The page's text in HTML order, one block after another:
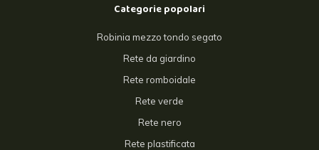
Categorie popolari
Robinia mezzo tondo segato
Rete da giardino
Rete romboidale
Rete verde
Rete nero
Rete plastificata